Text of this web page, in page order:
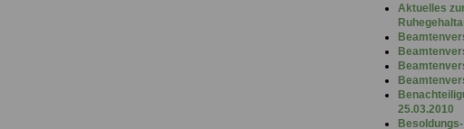
Aktuelles
25.03.2010